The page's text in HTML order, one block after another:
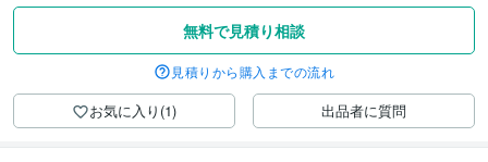
無料で見積り相談
見積りから購入までの流れ
お気に入り(1) 出品者に質問